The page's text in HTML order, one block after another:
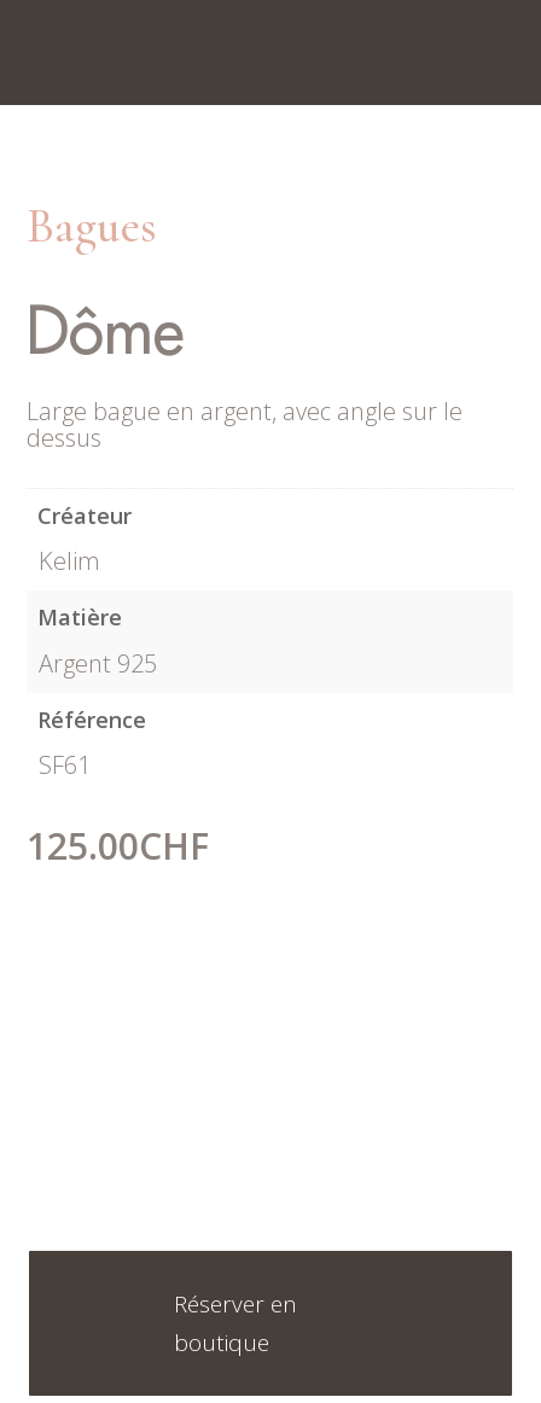
DU LUNDI AU VENDREDI
Bagues
Dôme
Large bague en argent, avec angle sur le
dessus
Créateur
Kelim
Matière
Argent 925
Référence
SF61
125.00CHF
Réserver en
boutique